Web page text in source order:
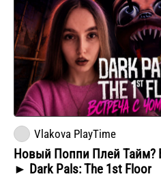
Vlakova PlayTime
Новый Поппи Плей Тайм?
► Dark Pals: The 1st Floor